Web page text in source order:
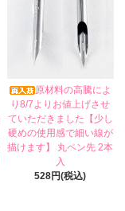
原材料の高騰によ
り8/7よりお値上げさせ
ていただきました【少し
硬めの使用感で細い線が
描けます】 丸ペン先 2本
入
528円(税込)